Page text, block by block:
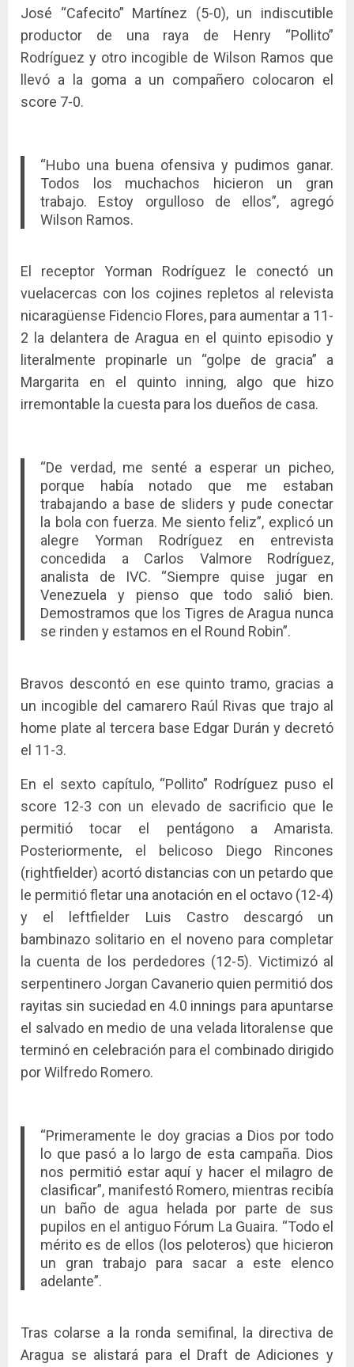
José “Cafecito” Martínez (5-0), un indiscutible
productor de una raya de Henry “Pollito”
Rodríguez y otro incogible de Wilson Ramos que
llevó a la goma a un compañero colocaron el
score 7-0.
“Hubo una buena ofensiva y pudimos ganar.
Todos los muchachos hicieron un gran
trabajo. Estoy orgulloso de ellos”, agregó
Wilson Ramos.
El receptor Yorman Rodríguez le conectó un
vuelacercas con los cojines repletos al relevista
nicaragüense Fidencio Flores, para aumentar a 11-
2 la delantera de Aragua en el quinto episodio y
literalmente propinarle un “golpe de gracia” a
Margarita en el quinto inning, algo que hizo
irremontable la cuesta para los dueños de casa.
“De verdad, me senté a esperar un picheo,
porque había notado que me estaban
trabajando a base de sliders y pude conectar
la bola con fuerza. Me siento feliz”, explicó un
alegre Yorman Rodríguez en entrevista
concedida a Carlos Valmore Rodríguez,
analista de IVC. “Siempre quise jugar en
Venezuela y pienso que todo salió bien.
Demostramos que los Tigres de Aragua nunca
se rinden y estamos en el Round Robin”.
Bravos descontó en ese quinto tramo, gracias a
un incogible del camarero Raúl Rivas que trajo al
home plate al tercera base Edgar Durán y decretó
el 11-3.
En el sexto capítulo, “Pollito” Rodríguez puso el
score 12-3 con un elevado de sacrificio que le
permitió tocar el pentágono a Amarista.
Posteriormente, el belicoso Diego Rincones
(rightfielder) acortó distancias con un petardo que
le permitió fletar una anotación en el octavo (12-4)
y el leftfielder Luis Castro descargó un
bambinazo solitario en el noveno para completar
la cuenta de los perdedores (12-5). Victimizó al
serpentinero Jorgan Cavanerio quien permitió dos
rayitas sin suciedad en 4.0 innings para apuntarse
el salvado en medio de una velada litoralense que
terminó en celebración para el combinado dirigido
por Wilfredo Romero.
“Primeramente le doy gracias a Dios por todo
lo que pasó a lo largo de esta campaña. Dios
nos permitió estar aquí y hacer el milagro de
clasificar”, manifestó Romero, mientras recibía
un baño de agua helada por parte de sus
pupilos en el antiguo Fórum La Guaira. “Todo el
mérito es de ellos (los peloteros) que hicieron
un gran trabajo para sacar a este elenco
adelante”.
Tras colarse a la ronda semifinal, la directiva de
Aragua se alistará para el Draft de Adiciones y